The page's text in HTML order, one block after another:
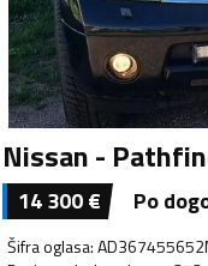
Nissan -
14 300€ Po
Šifra oglasa: